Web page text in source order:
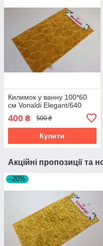
Килимок у ванну 100*60
см Vonaldi Elegant/640
400 ₴ 500 ₴
Купити
Акційні пропозиції та
–20%